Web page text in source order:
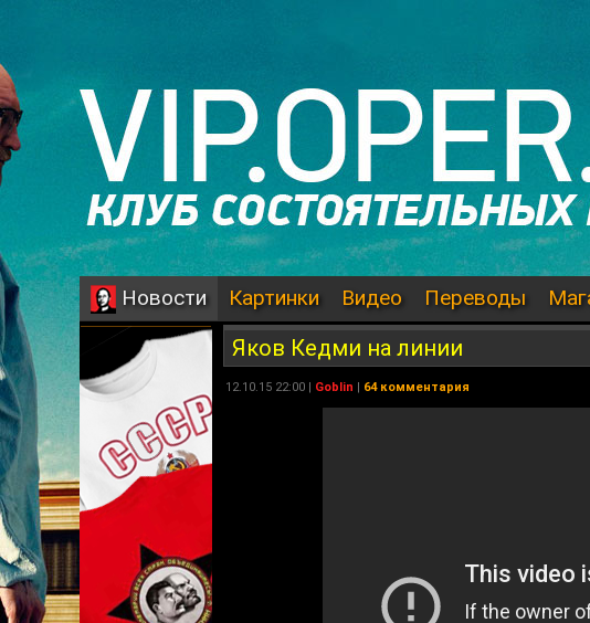
Новости Картинки Видео Переводы
Яков Кедми на линии
12.10.15 22:00 | Goblin | 64 комментария